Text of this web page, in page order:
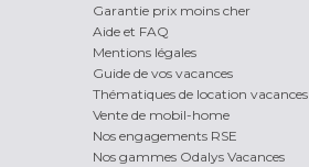
Garantie prix moins cher
Aide et FAQ
Mentions légales
Guide de vos vacances
Thématiques de location vacances
Vente de mobil-home
Nos engagements RSE
Nos gammes Odalys Vacances